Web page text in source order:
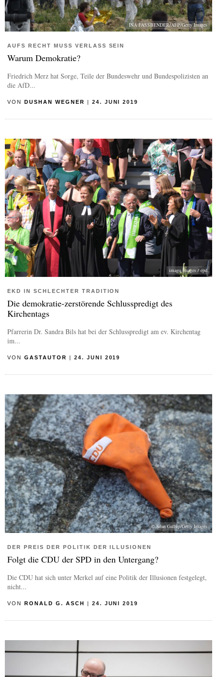
INA FASSBENDER/AFP/Getty Images
AUFS RECHT MUSS VERLASS SEIN
Warum Demokratie?
Friedrich Merz hat Sorge, Teile der Bundeswehr und Bundespolizisten an
die AfD...
VON DUSHAN WEGNER | 24. JUNI 2019
imago images / epd
EKD IN SCHLECHTER TRADITION
Die demokratie-zerstörende Schlusspredigt des
Kirchentags
Pfarrerin Dr. Sandra Bils hat bei der Schlusspredigt am ev. Kirchentag
im...
VON GASTAUTOR 24. JUNI 2019
© Sean Gallup/Getty Images
DER PREIS DER POLITIK DER ILLUSIONEN
Folgt die CDU der SPD in den Untergang?
Die CDU hat sich unter Merkel auf eine Politik der Illusionen festgelegt,
nicht...
VON RONALD G. ASCH 24. JUNI 2019